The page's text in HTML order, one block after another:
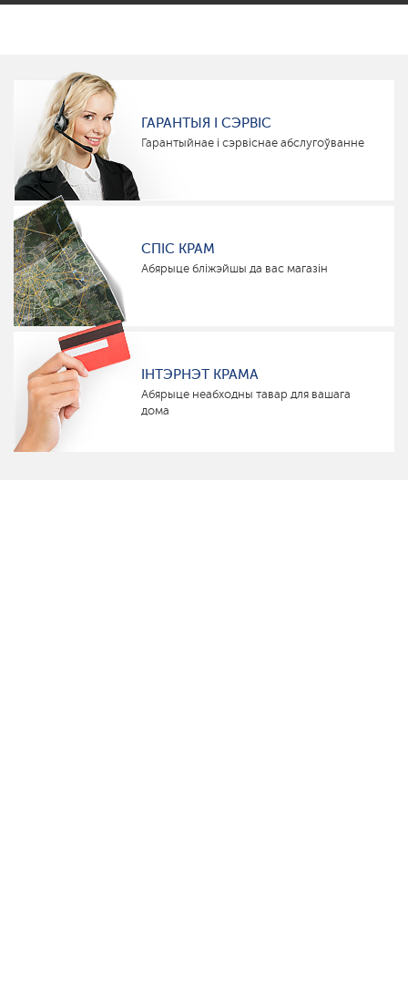
ГАРАНТЫЯ І СЭРВІС
Гарантыйнае і сэрвіснае абслугоўванне
СПІС КРАМ
Абярыце бліжэйшы да вас магазін
ІНТЭРНЭТ КРАМА
Абярыце неабходны тавар для вашага
дома